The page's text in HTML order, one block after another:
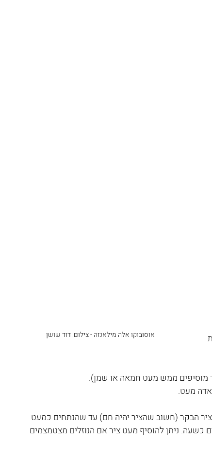
אוסובוקו אלה מילאנזה - צילום: דוד שושן
מוסיפים ממש מעט חמאה או שמן).
מעט.
הבקר (חשוב שהציר יהיה חם) עד שהנתחים כמעט
כשעה. ניתן להוסיף מעט ציר אם הנוזלים מצטמצמים